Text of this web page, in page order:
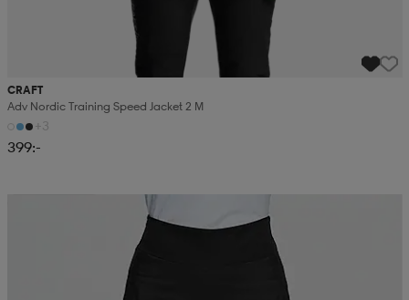
CRAFT
Adv Nordic Training Speed Jacket 2 M
+3
399:-